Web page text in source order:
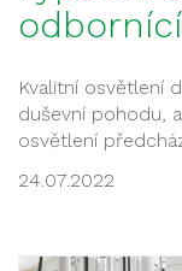
Kvalitní osvětlení
duševní pohodu,
osvětlení
24.07.2022